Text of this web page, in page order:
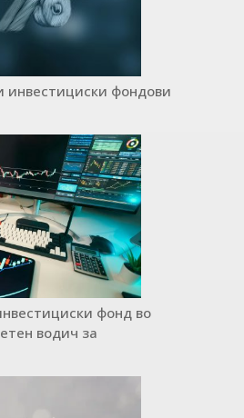
инвестициски фондови
фонд во
водич за